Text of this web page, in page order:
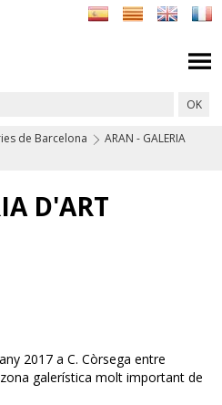
de Barcelona
ARAN - GALERIA
D'ART
2017 a C. Còrsega entre
galerística molt important de